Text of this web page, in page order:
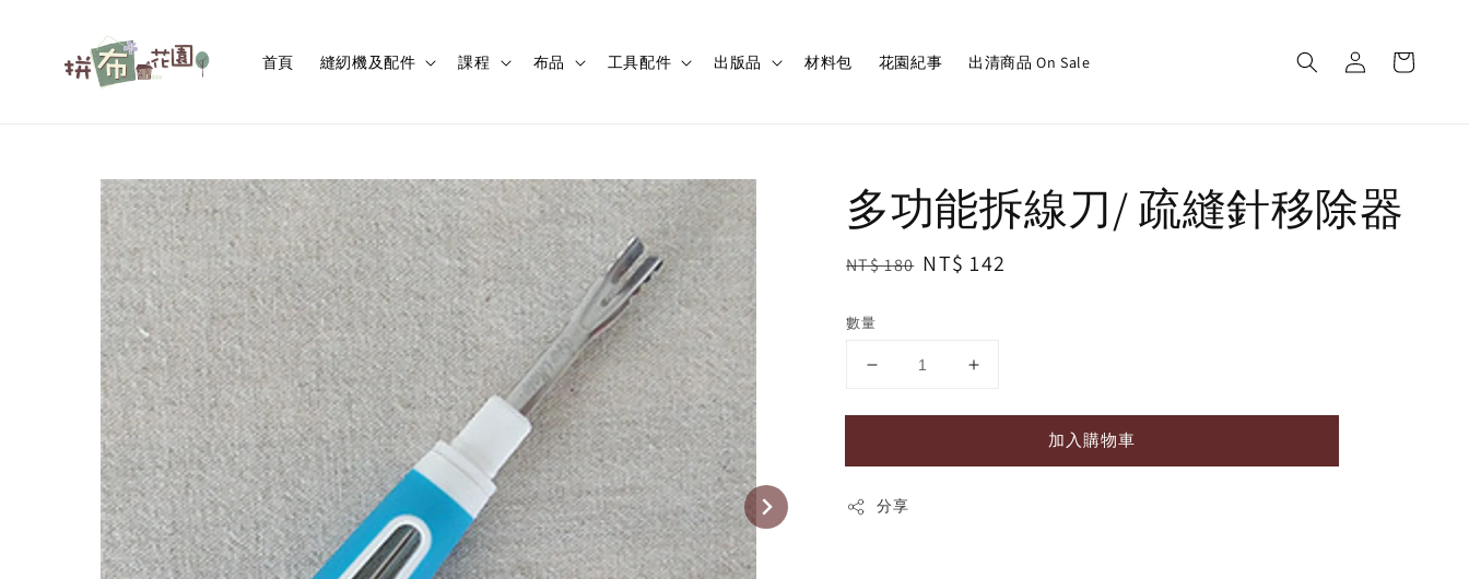
首頁 縫紉機及配件 課程 布品 工具配件 出版品 材料包 花園紀事 出清商品 On Sale
多功能拆線刀/ 疏縫針移除器
Regular
NT$ 180 Sale
NT$ 142
數量
加入購物車
分享